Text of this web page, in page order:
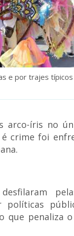
e por trajes típicos
arco-íris no
crime foi
políticas
que penaliza